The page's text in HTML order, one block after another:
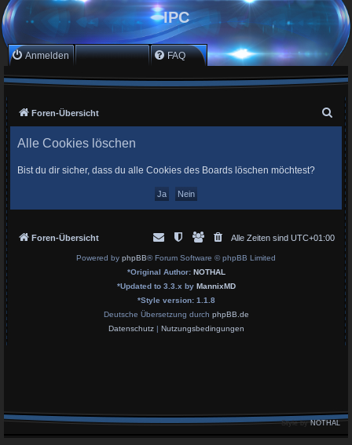
IPC
Anmelden Registrieren FAQ
Foren-Übersicht
Alle Cookies löschen
Bist du dir sicher, dass du alle Cookies des Boards löschen möchtest?
Foren-Übersicht Alle Zeiten sind UTC+01:00
Powered by phpBB® Forum Software © phpBB Limited
*Original Author: NOTHAL
*Updated to 3.3.x by MannixMD
*Style version: 1.1.8
Deutsche Übersetzung durch phpBB.de
Datenschutz| Nutzungsbedingungen
Style byNOTHAL